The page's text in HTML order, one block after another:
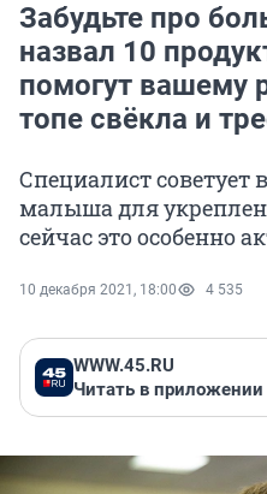
Забудьте про
назвал 10
помогут вашему
топе свёкла и
Специалист
малыша для
сейчас это особенно
10 декабря 2021, 18:00 4 535
WWW.45.RU
Читать в приложении